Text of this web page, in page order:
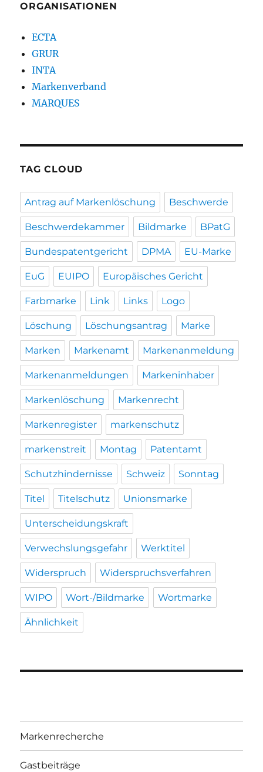
ORGANISATIONEN
ECTA
GRUR
INTA
Markenverband
MARQUES
TAG CLOUD
Antrag auf Markenlöschung Beschwerde
Beschwerdekammer Bildmarke BPatG
Bundespatentgericht DPMA EU-Marke
EuG EUIPO Europäisches Gericht
Farbmarke Link Links Logo
Löschung Löschungsantrag Marke
Marken Markenamt Markenanmeldung
Markenanmeldungen Markeninhaber
Markenlöschung Markenrecht
Markenregister markenschutz
markenstreit Montag Patentamt
Schutzhindernisse Schweiz Sonntag
Titel Titelschutz Unionsmarke
Unterscheidungskraft
Verwechslungsgefahr Werktitel
Widerspruch Widerspruchsverfahren
WIPO Wort-/Bildmarke Wortmarke
Ähnlichkeit
Markenrecherche
Gastbeiträge